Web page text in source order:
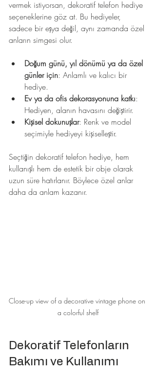
vermek istiyorsan, dekoratif telefon hediye
seçeneklerine göz at. Bu hediyeler,
sadece bir eşya değil, aynı zamanda özel
anların simgesi olur.
Doğum günü, yıl dönümü ya da özel
günler için: Anlamlı ve kalıcı bir
hediye.
Ev ya da ofis dekorasyonuna katkı:
Hediyen, alanın havasını değiştirir.
Kişisel dokunuşlar: Renk ve model
seçimiyle hediyeyi kişiselleştir.
Seçtiğin dekoratif telefon hediye, hem
kullanışlı hem de estetik bir obje olarak
uzun süre hatırlanır. Böylece özel anlar
daha da anlam kazanır.
Close-up view of a decorative vintage phone on
a colorful shelf
Dekoratif Telefonların
Bakımı ve Kullanımı